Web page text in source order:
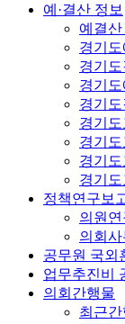
예·결산 정보
예결산
경기
경기
경기도
경기도
경기
경기
경기
경기
정책연구보
의원연
의회사
공무원 국외
업무추진비
의회간행물
최근간